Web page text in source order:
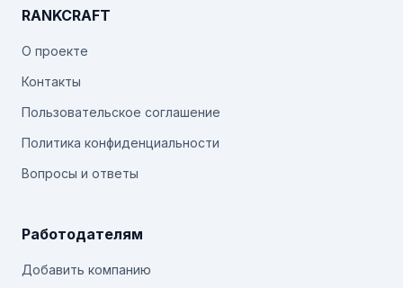
RANKCRAFT
О проекте
Контакты
Пользовательское соглашение
Политика конфиденциальности
Вопросы и ответы
Работодателям
Добавить компанию